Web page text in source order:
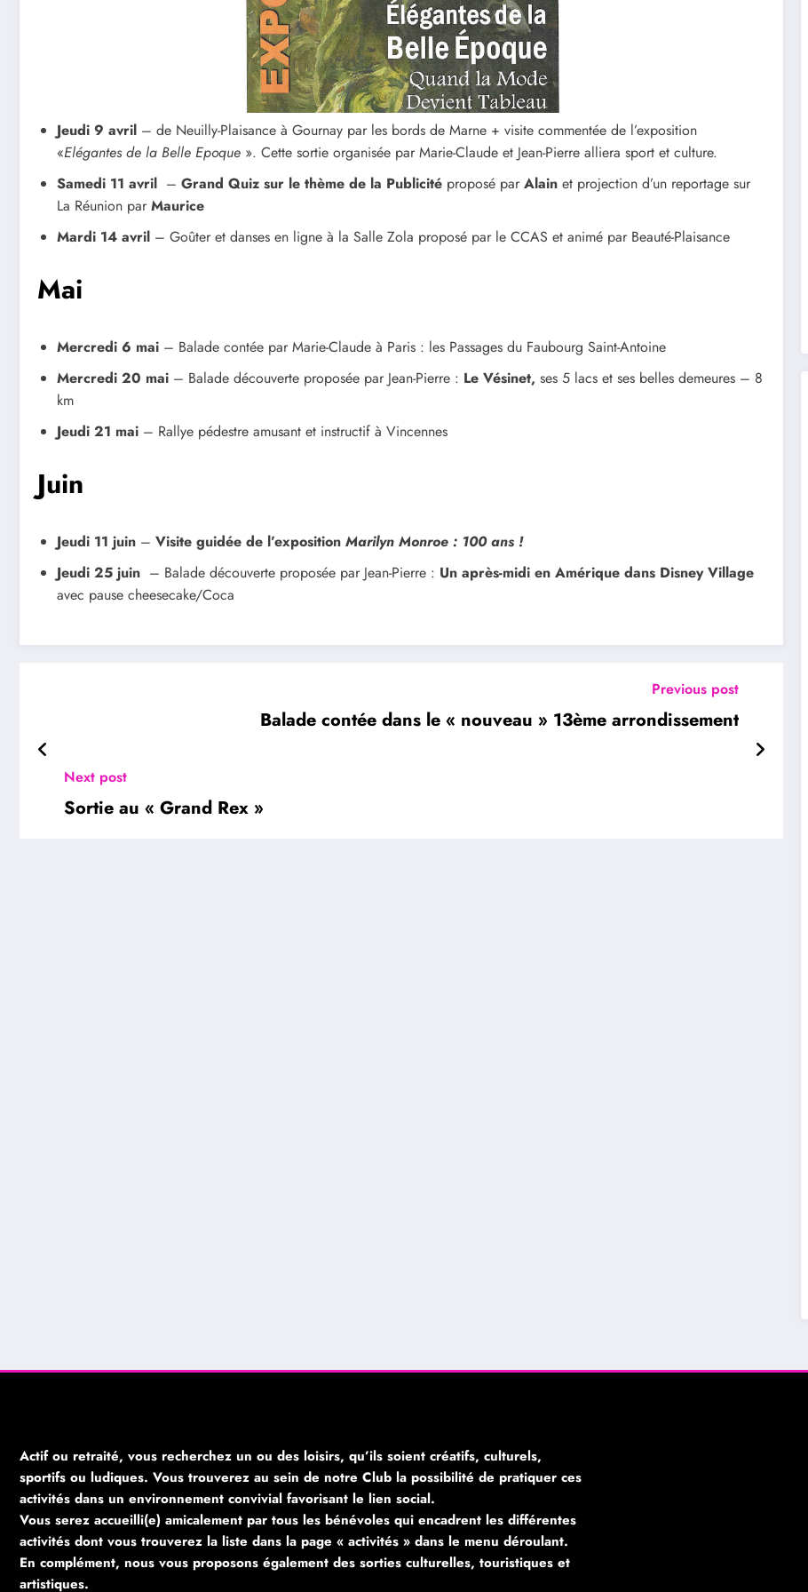
Jeudi 9 avril – de Neuilly-Plaisance à Gournay par les bords de Marne + visite commentée de l’exposition
«Elégantes de la Belle Epoque ». Cette sortie organisée par Marie-Claude et Jean-Pierre alliera sport et culture.
Samedi 11 avril – Grand Quiz sur le thème de la Publicité proposé par Alain et projection d’un reportage sur
La Réunion par Maurice
Mardi 14 avril – Goûter et danses en ligne à la Salle Zola proposé par le CCAS et animé par Beauté-Plaisance
Mai
Mercredi 6 mai – Balade contée par Marie-Claude à Paris : les Passages du Faubourg Saint-Antoine
Mercredi 20 mai – Balade découverte proposée par Jean-Pierre : Le Vésinet, ses 5 lacs et ses belles demeures – 8
km
Jeudi 21 mai – Rallye pédestre amusant et instructif à Vincennes
Juin
Jeudi 11 juin – Visite guidée de l’exposition Marilyn Monroe : 100 ans !
Jeudi 25 juin – Balade découverte proposée par Jean-Pierre : Un après-midi en Amérique dans Disney Village
avec pause cheesecake/Coca
Previous post
Balade contée dans le « nouveau » 13ème arrondissement
Next post
Sortie au « Grand Rex »
Actif ou retraité, vous recherchez un ou des loisirs, qu’ils soient créatifs, culturels,
sportifs ou ludiques. Vous trouverez au sein de notre Club la possibilité de pratiquer ces
activités dans un environnement convivial favorisant le lien social.
Vous serez accueilli(e) amicalement par tous les bénévoles qui encadrent les différentes
activités dont vous trouverez la liste dans la page « activités » dans le menu déroulant.
En complément, nous vous proposons également des sorties culturelles, touristiques et
artistiques.